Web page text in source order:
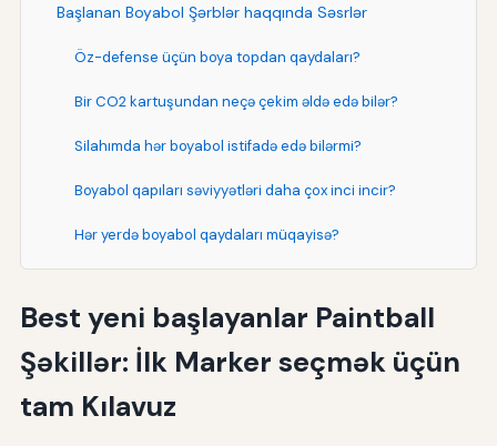
Başlanan Boyabol Şərblər haqqında Səsrlər
Öz-defense üçün boya topdan qaydaları?
Bir CO2 kartuşundan neçə çekim əldə edə bilər?
Silahımda hər boyabol istifadə edə bilərmi?
Boyabol qapıları səviyyətləri daha çox inci incir?
Hər yerdə boyabol qaydaları müqayisə?
Yol Forward: Sizin parlaqla yetişdirin
Vaxtın inkişafı
Qarşıya yükləmə
Best yeni başlayanlar Paintball
Şəkillər: İlk Marker seçmək üçün
tam Kılavuz